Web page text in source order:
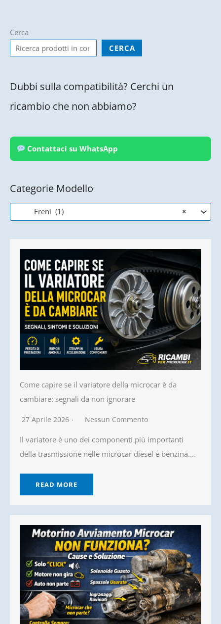
Cerca
CERCA
Dubbi sulla compatibilità? Cerchi un
ricambio che non abbiamo?
Contattaci su WhatsApp
Categorie Modello
×
Freni (1)
Come capire se il variatore della microcar è da
cambiare: segnali da non ignorare
27 Aprile 2026 Nessun Commento
Il variatore è uno dei componenti più importanti
della trasmissione nelle microcar diesel e benzina....
READ MORE